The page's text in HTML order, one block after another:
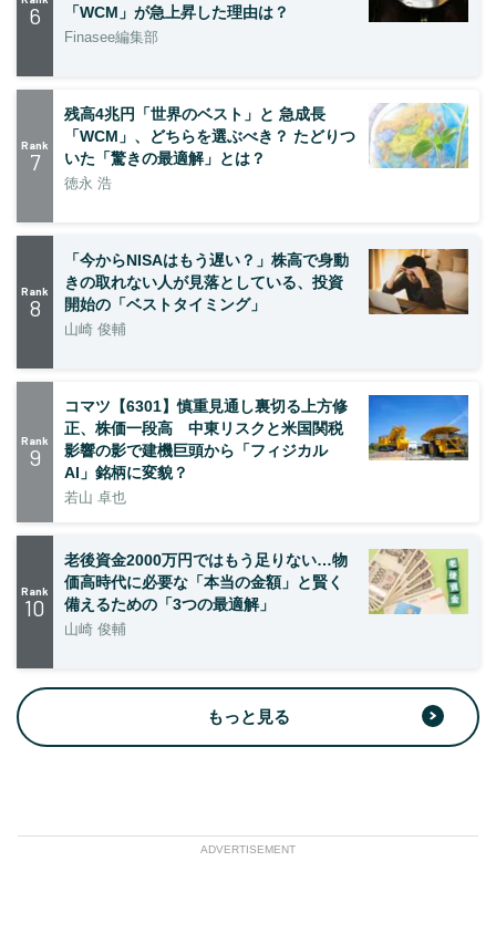
6
「WCM」が急上昇した理由は？
Finasee編集部
Rank
7
残高4兆円「世界のベスト」と 急成長
「WCM」、どちらを選ぶべき？ たどりつ
いた「驚きの最適解」とは？
徳永 浩
Rank
8
「今からNISAはもう遅い？」株高で身動
きの取れない人が見落としている、投資
開始の「ベストタイミング」
山崎 俊輔
Rank
9
コマツ【6301】慎重見通し裏切る上方修
正、株価一段高 中東リスクと米国関税
影響の影で建機巨頭から「フィジカル
AI」銘柄に変貌？
若山 卓也
Rank
10
老後資金2000万円ではもう足りない…物
価高時代に必要な「本当の金額」と賢く
備えるための「3つの最適解」
山崎 俊輔
もっと見る
ADVERTISEMENT